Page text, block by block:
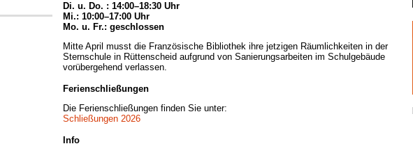
Di. u. Do. : 14:00–18:30 Uhr
Mi.: 10:00–17:00 Uhr
Mo. u. Fr.: geschlossen
Mitte April musst die Französische Bibliothek ihre jetzigen Räumlichkeiten in der
Sternschule in Rüttenscheid aufgrund von Sanierungsarbeiten im Schulgebäude
vorübergehend verlassen.
Ferienschließungen
Die Ferienschließungen finden Sie unter:
Schließungen 2026
Info